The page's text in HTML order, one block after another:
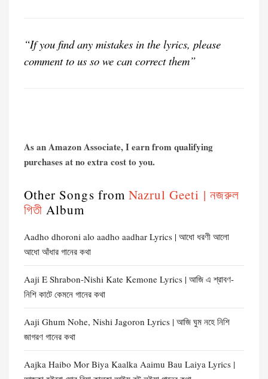
“If you find any mistakes in the lyrics, please
comment to us so we can correct them”
As an Amazon Associate, I earn from qualifying
purchases at no extra cost to you.
Other Songs from Nazrul Geeti | নজরুল
গিতী Album
Aadho dhoroni alo aadho aadhar Lyrics | আধো ধরণী আলো
আধো আঁধার গানের কথা
Aaji E Shrabon-Nishi Kate Kemone Lyrics | আজি এ শ্রাবণ-
নিশি কাটে কেমনে গানের কথা
Aaji Ghum Nohe, Nishi Jagoron Lyrics | আজি ঘুম নহে নিশি
জাগরণ গানের কথা
Aajka Haibo Mor Biya Kaalka Aaimu Bau Laiya Lyrics |